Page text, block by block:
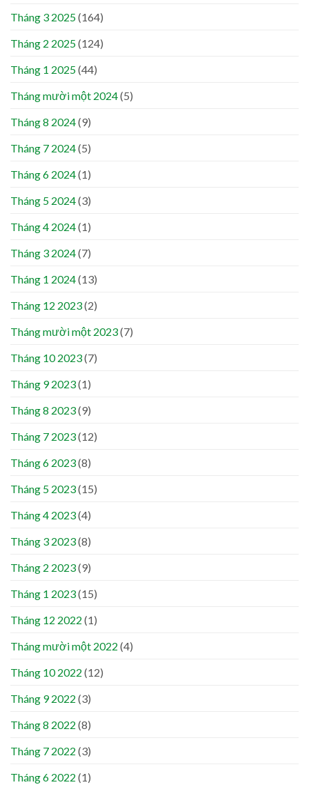
Tháng 3 2025(164)
Tháng 2 2025(124)
Tháng 1 2025(44)
Tháng mười một 2024(5)
Tháng 8 2024(9)
Tháng 7 2024(5)
Tháng 6 2024(1)
Tháng 5 2024(3)
Tháng 4 2024(1)
Tháng 3 2024(7)
Tháng 1 2024(13)
Tháng 12 2023(2)
Tháng mười một 2023(7)
Tháng 10 2023(7)
Tháng 9 2023(1)
Tháng 8 2023(9)
Tháng 7 2023(12)
Tháng 6 2023(8)
Tháng 5 2023(15)
Tháng 4 2023(4)
Tháng 3 2023(8)
Tháng 2 2023(9)
Tháng 1 2023(15)
Tháng 12 2022 (1)
Tháng mười một 2022 (4)
Tháng 10 2022 (12)
Tháng 9 2022 (3)
Tháng 8 2022 (8)
Tháng 7 2022 (3)
Tháng 6 2022 (1)